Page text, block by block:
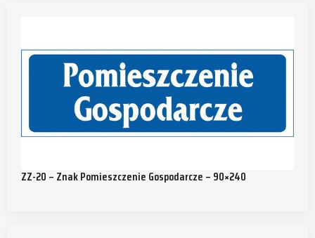
ZZ-20 – Znak Pomieszczenie Gospodarcze – 90×240